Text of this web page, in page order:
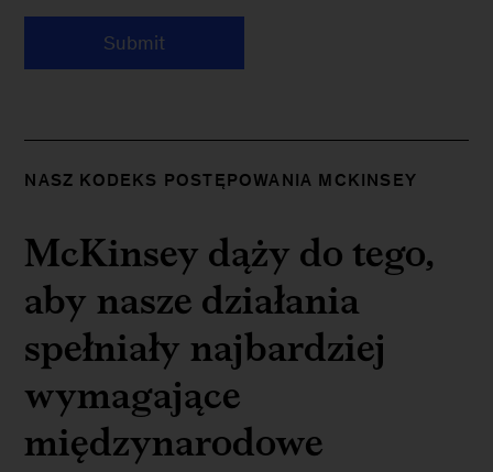
Submit
NASZ KODEKS POSTĘPOWANIA MCKINSEY
McKinsey dąży do tego,
aby nasze działania
spełniały najbardziej
wymagające
międzynarodowe